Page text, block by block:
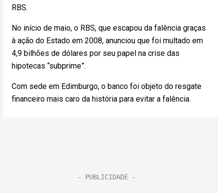
RBS.
No início de maio, o RBS, que escapou da falência graças
à ação do Estado em 2008, anunciou que foi multado em
4,9 bilhões de dólares por seu papel na crise das
hipotecas “subprime”.
Com sede em Edimburgo, o banco foi objeto do resgate
financeiro mais caro da história para evitar a falência.